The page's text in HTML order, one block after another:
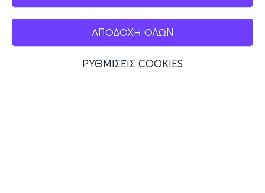
ΑΠΟΔΟΧΗ ΟΛΩΝ
ΡΥΘΜΙΣΕΙΣ COOKIES